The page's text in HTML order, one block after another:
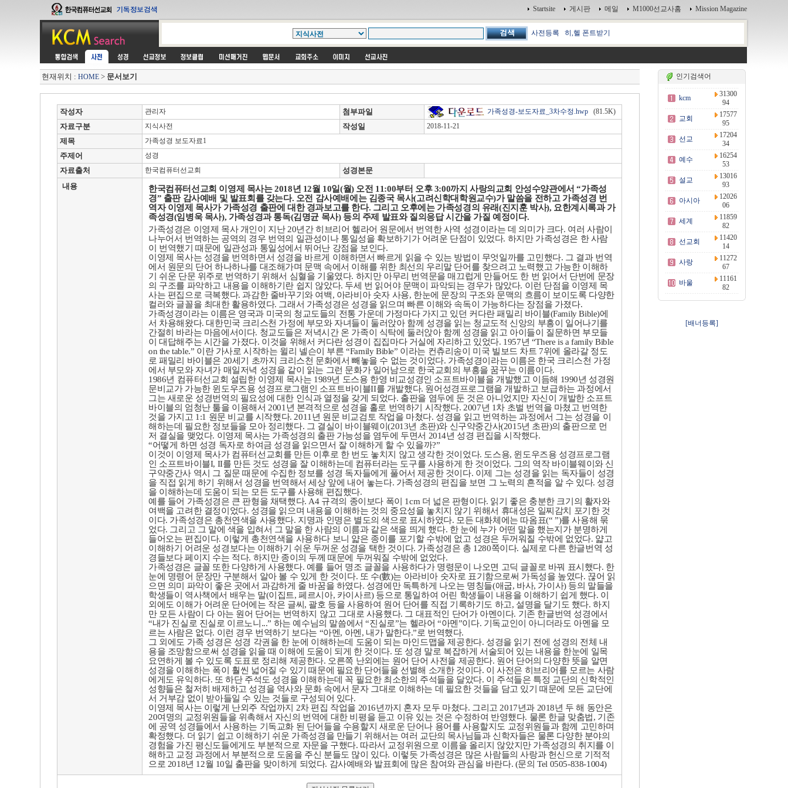
Startsite 게시판 메일 M1000선교사홈 Mission Magazine
사전등록 히,헬 폰트받기
현재위치 : HOME> 문서보기
작성자 관리자 첨부파일 가족성경-보도자료_3차수정.hwp (81.5K)
자료구분 지식사전 작성일 2018-11-21
제목 가족성경 보도자료1
주제어 성경
자료출처 한국컴퓨터선교회
성경본문
내용
한국컴퓨터선교회 이영제 목사는2018년 12월 10일(월) 오전 11:00부터 오후3:00까지 사랑의교회 안성수양관에서“가족성
경” 출판 감사예배 및 발표회를 갖는다. 오전 감사예배에는 김종국 목사(고려신학대학원교수)가 말씀을 전하고 가족성경 번
역자 이영제 목사가 가족성경 출판에 대한 경과보고를 한다. 그리고 오후에는 가족성경의 유래(진지훈 박사), 요한계시록과 가
족성경(임병욱 목사), 가족성경과 통독(김명균 목사) 등의 주제 발표와 질의응답 시간을 가질 예정이다.
가족성경은 이영제 목사 개인이 지난20년간 히브리어 헬라어 원문에서 번역한 사역 성경이라는 데 의미가 크다. 여러 사람이
나누어서 번역하는 공역의 경우 번역의 일관성이나 통일성을 확보하기가 어려운 단점이 있었다. 하지만 가족성경은 한 사람
이 번역했기 때문에 일관성과 통일성에서 뛰어난 강점을 보인다.
이영제 목사는 성경을 번역하면서 성경을 바르게 이해하면서 빠르게 읽을 수 있는 방법이 무엇일까를 고민했다. 그 결과 번역
에서 원문의 단어 하나하나를 대조해가며 문맥 속에서 이해를 위한 최선의 우리말 단어를 찾으려고 노력했고 가능한 이해하
기 쉬운 단문 위주로 번역하기 위해서 심혈을 기울였다. 하지만 아무리 번역문을 매끄럽게 만들어도 한 번 읽어서 단번에 문장
의 구조를 파악하고 내용을 이해하기란 쉽지 않았다. 두세 번 읽어야 문맥이 파악되는 경우가 많았다. 이런 단점을 이영제 목
사는 편집으로 극복했다.과감한 줄바꾸기와 여백, 아라비아 숫자 사용, 한눈에 문장의 구조와 문맥의 흐름이 보이도록 다양한
컬러와 글꼴을 최대한 활용하였다. 그래서 가족성경은 성경을 읽으며 빠른 이해와 속독이 가능하다는 장점을 가졌다.
가족성경이라는 이름은 영국과 미국의 청교도들의 전통 가운데 가정마다 가지고 있던 커다란 패밀리 바이블(Family Bible)에
서 차용해왔다.대한민국 크리스천 가정에 부모와 자녀들이 둘러앉아 함께 성경을 읽는 청교도적 신앙의 부흥이 일어나기를
간절히 바라는 마음에서이다. 청교도들은 저녁시간 온 가족이 식탁에 둘러앉아 함께 성경을 읽고 아이들이 질문하면 부모들
이 대답해주는 시간을 가졌다. 이것을 위해서 커다란 성경이 집집마다 거실에 자리하고 있었다. 1957년 “There is a family Bible
on the table.” 이란 가사로 시작하는 윌리 넬슨이 부른“Family Bible” 이라는 컨츄리송이 미국 빌보드 차트 7위에 올라갈 정도
로 패밀리 바이블은 20세기 초까지 크리스천 문화에서 빼놓을 수 없는 것이었다. 가족성경이라는 이름은 한국 크리스천 가정
에서 부모와 자녀가 매일저녁 성경을 같이 읽는 그런 문화가 일어남으로 한국교회의 부흥을 꿈꾸는 이름이다.
1986년 컴퓨터선교회 설립한 이영제 목사는 1989년 도스용 한영 비교성경인 소프트바이블을 개발했고 이듬해 1990년 성경원
문비교가 가능한 윈도우즈용 성경프로그램인 소프트바이블II를 개발했다. 원어성경프로그램을 개발하고 보급하는 과정에서
그는 새로운 성경번역의 필요성에 대한 인식과 열정을 갖게 되었다. 출판을 염두에 둔 것은 아니었지만 자신이 개발한 소프트
바이블의 엄청난 툴을 이용해서2001년 본격적으로 성경을 홀로 번역하기 시작했다. 2007년 1차 초벌 번역을 마쳤고 번역한
것을 가지고 1:1 원문 비교를 시작했다. 2011년 원문 비교검토 작업을 마쳤다. 성경을 읽고 번역하는 과정에서 그는 성경을 이
해하는데 필요한 정보들을 모아 정리했다. 그 결실이 바이블웨이(2013년 초판)와 신구약중간사(2015년 초판)의 출판으로 먼
저 결실을 맺었다. 이영제 목사는 가족성경의 출판 가능성을 염두에 두면서 2014년 성경 편집을 시작했다.
“어떻게 하면 성경 독자로 하여금 성경을 읽으면서 잘 이해하게 할 수 있을까?”
이것이 이영제 목사가 컴퓨터선교회를 만든 이후로 한 번도 놓치지 않고 생각한 것이었다. 도스용, 윈도우즈용 성경프로그램
인 소프트바이블I, II를 만든 것도 성경을 잘 이해하는데 컴퓨터라는 도구를 사용하게 한 것이었다. 그의 역작 바이블웨이와 신
구약중간사 역시 그 질문 때문에 수집한 정보를 성경 독자들에게 풀어서 제공한 것이다. 이제 그는 성경을 읽는 독자들이 성경
을 직접 읽게 하기 위해서 성경을 번역해서 세상 앞에 내어 놓는다. 가족성경의 편집을 보면 그 노력의 흔적을 알 수 있다. 성경
을 이해하는데 도움이 되는 모든 도구를 사용해 편집했다.
예를 들어 가족성경은 큰 판형을 채택했다. A4 규격의 종이보다 폭이 1cm 더 넓은 판형이다. 읽기 좋은 충분한 크기의 활자와
여백을 고려한 결정이었다. 성경을 읽으며 내용을 이해하는 것의 중요성을 놓치지 않기 위해서 휴대성은 일찌감치 포기한 것
이다. 가족성경은 총천연색을 사용했다. 지명과 인명은 별도의 색으로 표시하였다. 모든 대화체에는 따옴표(“ ”)를 사용해 묶
었다. 그리고 그 말에 색을 입혀서 그 말을 한 사람의 이름과 같은 색을 띄게 했다. 한 눈에 누가 어떤 말을 했는지가 분명하게
들어오는 편집이다. 이렇게 총천연색을 사용하다 보니 얇은 종이를 포기할 수밖에 없고 성경은 두꺼워질 수밖에 없었다. 얇고
이해하기 어려운 성경보다는 이해하기 쉬운 두꺼운 성경을 택한 것이다. 가족성경은 총 1280쪽이다. 실제로 다른 한글번역 성
경들보다 페이지 수는 적다. 하지만 종이의 두께 때문에 두꺼워질 수밖에 없었다.
가족성경은 글꼴 또한 다양하게 사용했다. 예를 들어 명조 글꼴을 사용하다가 명령문이 나오면 고딕 글꼴로 바꿔 표시했다. 한
눈에 명령어 문장만 구분해서 알아 볼 수 있게 한 것이다. 또 수(數)는 아라비아 숫자로 표기함으로써 가독성을 높였다. 끊어 읽
으면 의미 파악이 좋은 곳에서 과감하게 줄 바꿈을 하였다. 성경에만 독특하게 나오는 명칭들(애굽, 바사, 가이사) 등의 말들을
학생들이 역사책에서 배우는 말(이집트,페르시아, 카이사르) 등으로 통일하여 어린 학생들이 내용을 이해하기 쉽게 했다. 이
외에도 이해가 어려운 단어에는 작은 글씨 , 괄호 등을 사용하여 원어 단어를 직접 기록하기도 하고, 설명을 달기도 했다.하지
만 모든 사람이 다 아는 원어 단어는 번역하지 않고 그대로 사용했다. 그 대표적인 단어가 아멘이다. 기존 한글번역 성경에서
“내가 진실로 진실로 이르노니 ...” 하는 예수님의 말씀에서“진실로”는 헬라어“아멘”이다. 기독교인이 아니더라도 아멘을 모
르는 사람은 없다. 이런 경우 번역하기 보다는 “아멘, 아멘, 내가 말한다.”로 번역했다.
그 외에도 가족 성경은 성경 각권을 한 눈에 이해하는데 도움이 되는 마인드맵을 제공한다. 성경을 읽기 전에 성경의 전체 내
용을 조망함으로써 성경을 읽을 때 이해에 도움이 되게 한 것이다. 또 성경 말로 복잡하게 서술되어 있는 내용을 한눈에 일목
요연하게 볼 수 있도록 도표로 정리해 제공한다. 오른쪽 난외에는 원어 단어 사전을 제공한다. 원어 단어의 다양한 뜻을 알면
성경을 이해하는 폭이 훨씬 넓어질 수 있기 때문에 필요한 단어들을 선별해 소개한 것이다. 이 사전은 히브리어를 모르는 사람
에게도 유익하다. 또 하단 주석도 성경을 이해하는데 꼭 필요한 최소한의 주석들을 달았다. 이 주석들은 특정 교단의 신학적인
성향들은 철저히 배제하고 성경을 역사와 문화 속에서 문자 그대로 이해하는 데 필요한 것들을 담고 있기 때문에 모든 교단에
서 거부감 없이 받아들일 수 있는 것들로 구성되어 있다.
이영제 목사는 이렇게 난외주 작업까지 2차 편집 작업을 2016년까지 혼자 모두 마쳤다. 그리고2017년과 2018년 두 해 동안은
20여명의 교정위원들을 위촉해서 자신의 번역에 대한 비평을 듣고 이유 있는 것은 수정하여 반영했다. 물론 한글 맞춤법, 기존
에 공역 성경들에서 사용하는 기독교화 된 단어들을 수용할지 새로운 단어나 용어를 사용할지도 교정위원들과 함께 고민하며
확정했다. 더 읽기 쉽고 이해하기 쉬운 가족성경을 만들기 위해서는 여러 교단의 목사님들과 신학자들은 물론 다양한 분야의
경험을 가진 평신도들에게도 부분적으로 자문을 구했다. 따라서 교정위원으로 이름을 올리지 않았지만 가족성경의 취지를 이
해하고 교정 과정에서 부분적으로 도움을 주신 분들도 많이 있다. 이렇듯 가족성경은 많은 사람들의 사랑과 헌신으로 기적적
으로 2018년 12월 10일 출판을 맞이하게 되었다. 감사예배와 발표회에 많은 참여와 관심을 바란다. (문의 Tel 0505-838-1004)
인기검색어
kcm
31300
94
교회
17577
95
선교
17204
34
예수
16254
53
설교
13016
93
아시아
12026
06
세계
11859
82
선교회
11420
14
사랑
11272
67
바울
11161
82
[배너등록]